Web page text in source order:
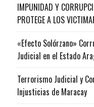
IMPUNIDAD Y
PROTEGE A LOS
«Efecto Solórzano»
Judicial en el Estado
Terrorismo Judicial y
Injusticias de Maracay